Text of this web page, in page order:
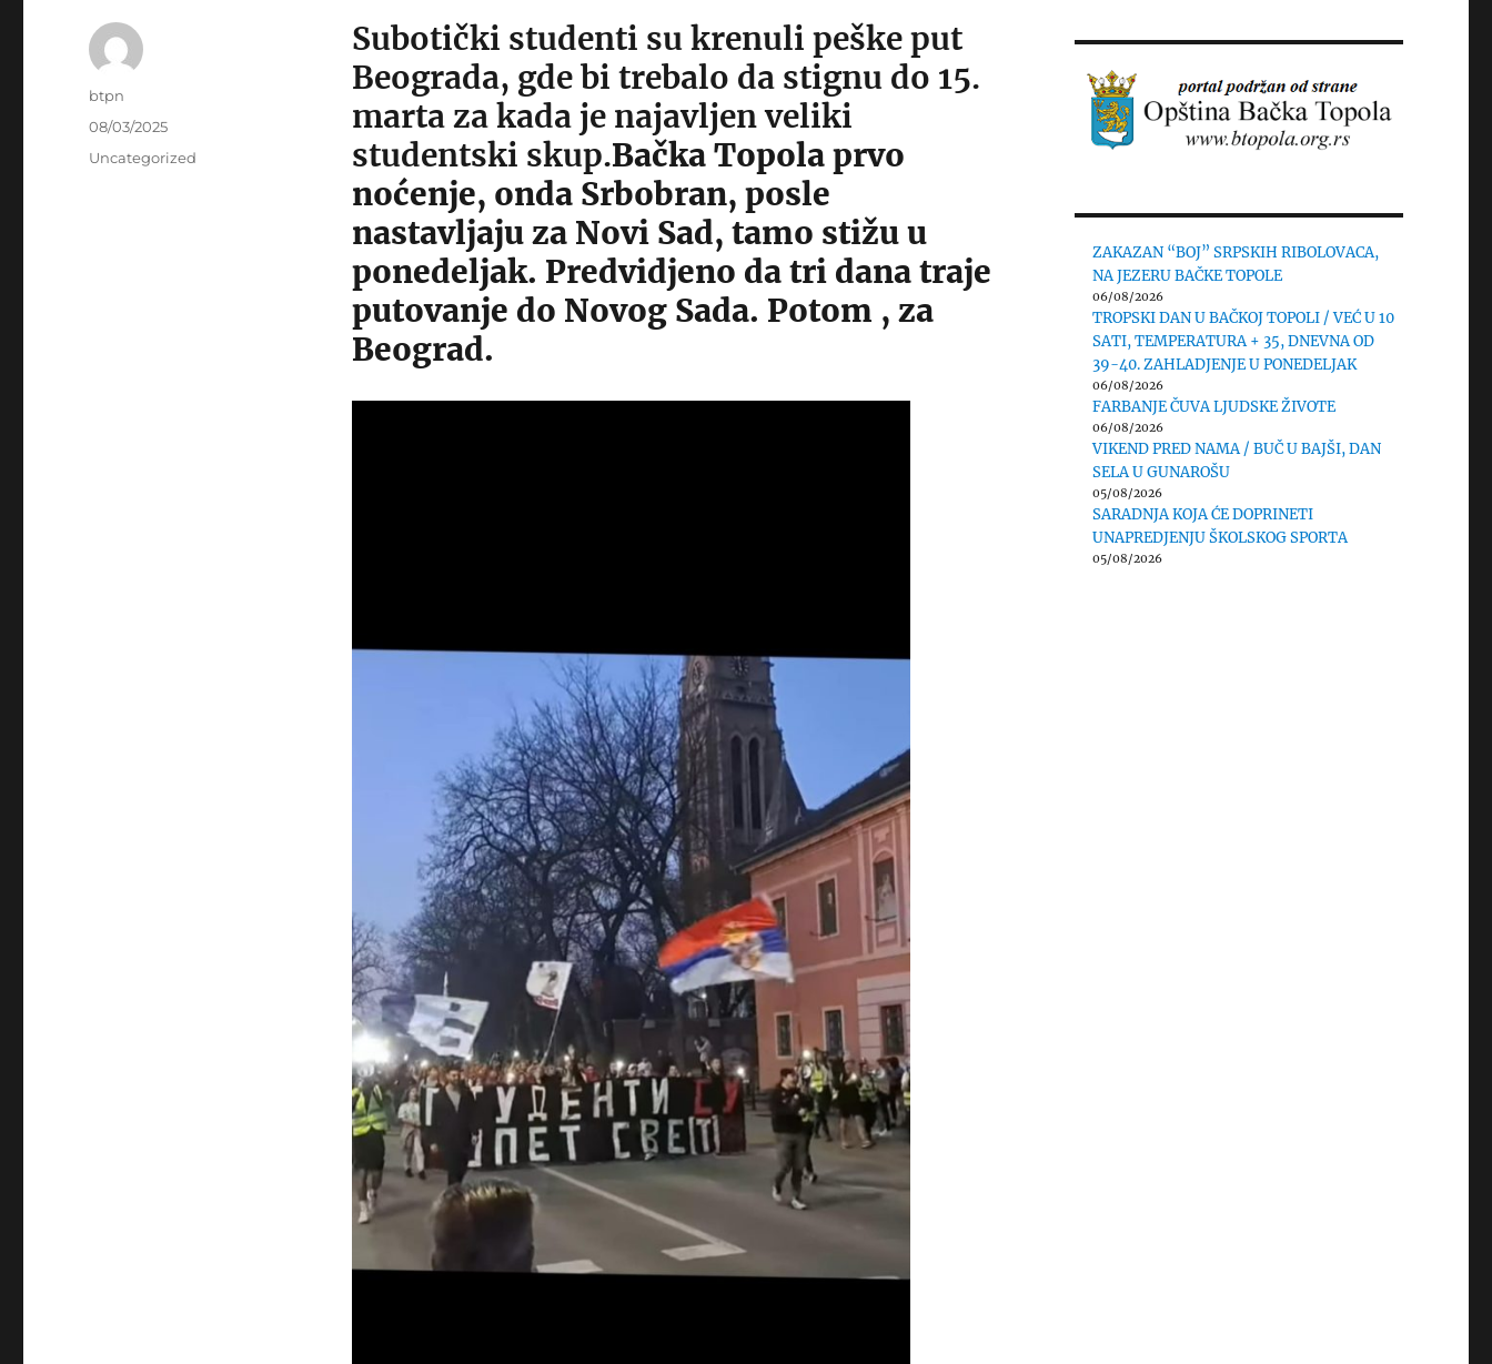
Subotički studenti su krenuli peške put
Beograda, gde bi trebalo da stignu do 15.
marta za kada je najavljen veliki
studentski skup.Bačka Topola prvo
noćenje, onda Srbobran, posle
nastavljaju za Novi Sad, tamo stižu u
ponedeljak. Predvidjeno da tri dana traje
putovanje do Novog Sada. Potom , za
Beograd.
Author
btpn
Posted
08/03/2025
Categories
Uncategorized
ZAKAZAN “BOJ” SRPSKIH RIBOLOVACA,
NA JEZERU BAČKE TOPOLE
06/08/2026
TROPSKI DAN U BAČKOJ TOPOLI / VEĆ U 10
SATI, TEMPERATURA + 35, DNEVNA OD
39-40. ZAHLADJENJE U PONEDELJAK
06/08/2026
FARBANJE ČUVA LJUDSKE ŽIVOTE
06/08/2026
VIKEND PRED NAMA / BUČ U BAJŠI, DAN
SELA U GUNAROŠU
05/08/2026
SARADNJA KOJA ĆE DOPRINETI
UNAPREDJENJU ŠKOLSKOG SPORTA
05/08/2026